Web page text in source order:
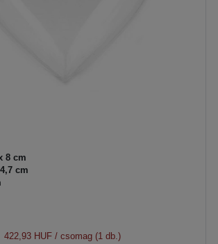
8 cm
4,7 cm
422,93 HUF / csomag (1 db.)